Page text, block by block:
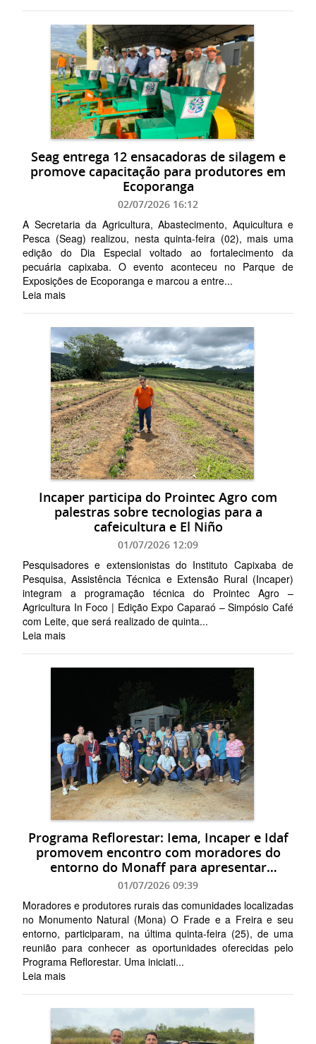
Seag entrega 12 ensacadoras de silagem e
promove capacitação para produtores em
Ecoporanga
02/07/2026 16:12
A Secretaria da Agricultura, Abastecimento, Aquicultura e
Pesca (Seag) realizou, nesta quinta-feira (02), mais uma
edição do Dia Especial voltado ao fortalecimento da
pecuária capixaba. O evento aconteceu no Parque de
Exposições de Ecoporanga e marcou a entre...
Leia mais
Incaper participa do Prointec Agro com
palestras sobre tecnologias para a
cafeicultura e El Niño
01/07/2026 12:09
Pesquisadores e extensionistas do Instituto Capixaba de
Pesquisa, Assistência Técnica e Extensão Rural (Incaper)
integram a programação técnica do Prointec Agro –
Agricultura In Foco | Edição Expo Caparaó – Simpósio Café
com Leite, que será realizado de quinta...
Leia mais
Programa Reflorestar: Iema, Incaper e Idaf
promovem encontro com moradores do
entorno do Monaff para apresentar
oportunidades
01/07/2026 09:39
Moradores e produtores rurais das comunidades localizadas
no Monumento Natural (Mona) O Frade e a Freira e seu
entorno, participaram, na última quinta-feira (25), de uma
reunião para conhecer as oportunidades oferecidas pelo
Programa Reflorestar. Uma iniciati...
Leia mais